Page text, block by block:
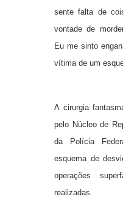
sente falta de
vontade de
Eu me sinto
vítima de um
A cirurgia
pelo Núcleo de
da Polícia
esquema de
operações
realizadas.